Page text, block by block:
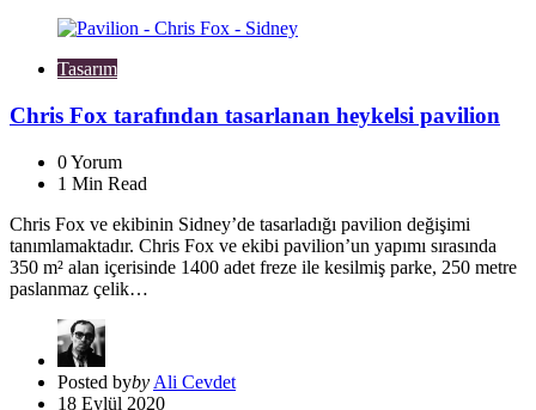
Tasarım
Chris Fox tarafından tasarlanan heykelsi pavilion
0Yorum
1 Min Read
Chris Fox ve ekibinin Sidney’de tasarladığı pavilion değişimi
tanımlamaktadır. Chris Fox ve ekibi pavilion’un yapımı sırasında
350 m² alan içerisinde 1400 adet freze ile kesilmiş parke, 250 metre
paslanmaz çelik…
Posted byby Ali Cevdet
18 Eylül 2020